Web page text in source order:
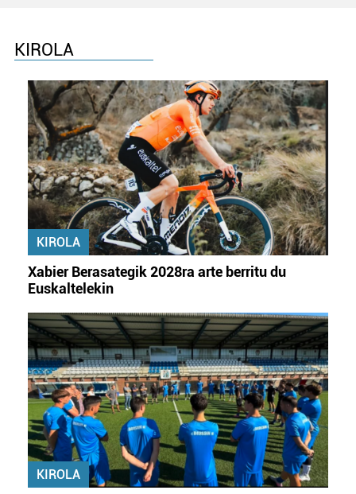
KIROLA
KIROLA
Xabier Berasategik 2028ra arte berritu du
Euskaltelekin
KIROLA